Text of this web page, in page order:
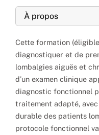
Cette formation
diagnostiquer et de
lombalgies aiguës et
d’un examen clinique
diagnostic fonctionnel
traitement adapté,
durable des patients
protocole fonctionnel